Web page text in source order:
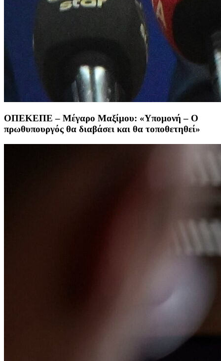
ΟΠΕΚΕΠΕ – Μέγαρο Μαξίμου: «Υπομονή – Ο
πρωθυπουργός θα διαβάσει και θα τοποθετηθεί»